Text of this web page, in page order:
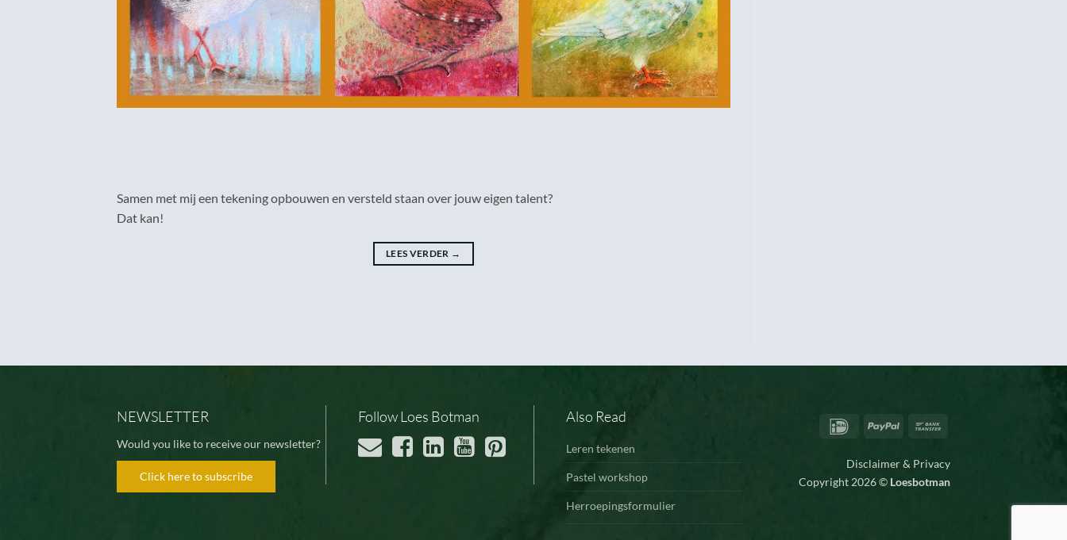
Samen met mij een tekening opbouwen en versteld staan over jouw eigen talent?
Dat kan!
LEES VERDER →
NEWSLETTER
Would you like to receive our newsletter?
Click here to subscribe
Follow Loes Botman Also Read
Leren tekenen
Pastel workshop
Herroepingsformulier
IDeal PayPal
Disclaimer & Privacy
Copyright 2026 © Loesbotman